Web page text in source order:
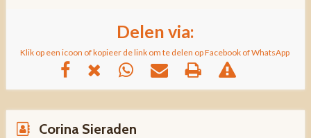
Delen via:
Klik op een icoon of kopieer de link om te delen op Facebook of WhatsApp
Corina Sieraden